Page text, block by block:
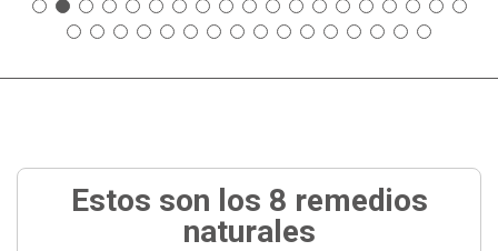
Estos son los 8 remedios
naturales